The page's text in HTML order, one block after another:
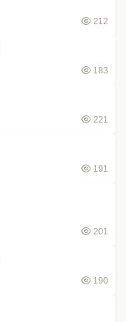
212
183
221
191
201
190